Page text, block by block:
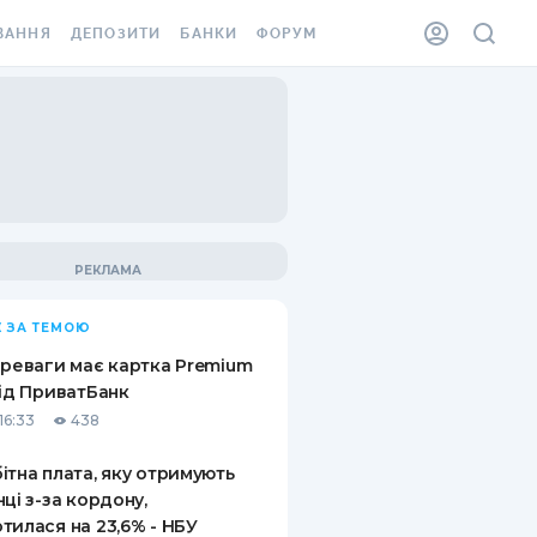
ВІНЬЄТКА
ВІД
ВИПАДКІВ
ДЕПОЗИТИ
ПИТАННЯ ТА ВІДПОВІДІ
ПУТІВНИКИ ПО
БАНКИ ФОРУМ
ЗА ТЕМОЮ
має картка Premium
ПриватБанк
438
плата, яку отримують
з-за кордону,
на 23,6% - НБУ